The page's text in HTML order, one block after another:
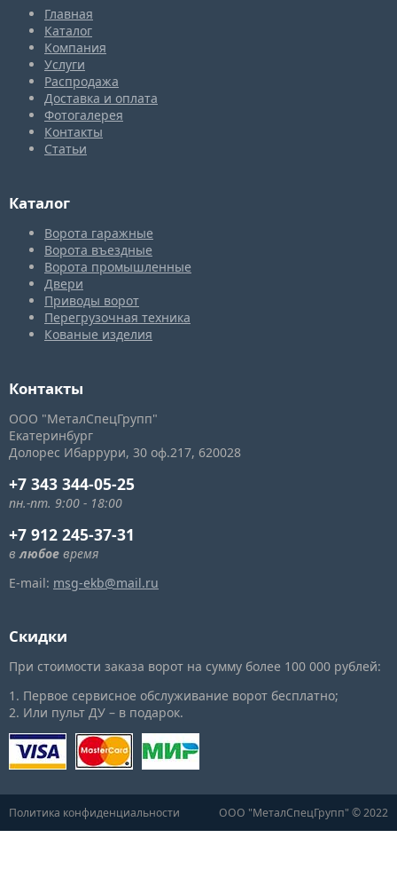
Главная
Каталог
Компания
Услуги
Распродажа
Доставка и оплата
Фотогалерея
Контакты
Статьи
Каталог
Ворота гаражные
Ворота въездные
Ворота промышленные
Двери
Приводы ворот
Перегрузочная техника
Кованые изделия
Контакты
ООО "МеталСпецГрупп"
Екатеринбург
Долорес Ибаррури, 30 оф.217, 620028
+7 343 344-05-25
пн.-пт. 9:00 - 18:00
+7 912 245-37-31
влюбое время
E-mail: msg-ekb@mail.ru
Скидки
При стоимости заказа ворот на сумму более 100 000 рублей:
1. Первое сервисное обслуживание ворот бесплатно;
2. Или пульт ДУ – в подарок.
Политика конфиденциальности ООО "МеталСпецГрупп" © 2022